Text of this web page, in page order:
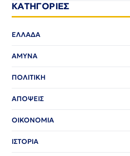
ΚΑΤΗΓΟΡΙΕΣ
ΕΛΛΑΔΑ
ΑΜΥΝΑ
ΠΟΛΙΤΙΚΗ
ΑΠΟΨΕΙΣ
ΟΙΚΟΝΟΜΙΑ
ΙΣΤΟΡΙΑ